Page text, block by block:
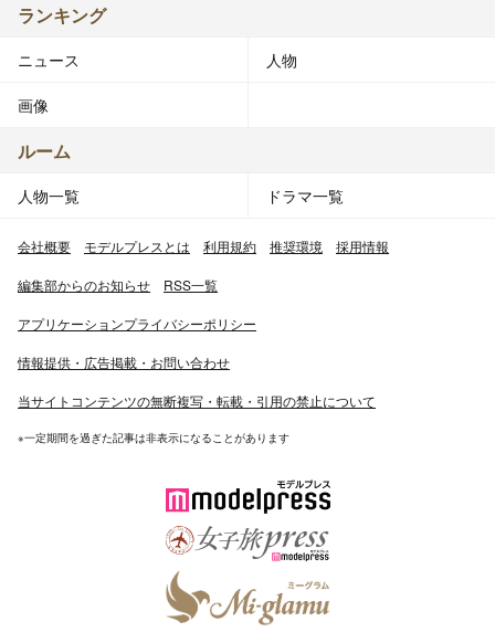
ランキング
ニュース 人物
画像
ルーム
人物一覧 ドラマ一覧
会社概要 モデルプレスとは 利用規約 推奨環境 採用情報
編集部からのお知らせ RSS一覧
アプリケーションプライバシーポリシー
情報提供・広告掲載・お問い合わせ
当サイトコンテンツの無断複写・転載・引用の禁止について
※一定期間を過ぎた記事は非表示になることがあります